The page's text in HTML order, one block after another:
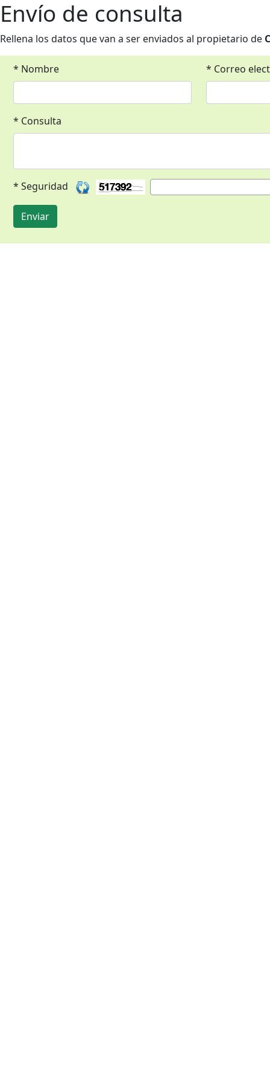
Envío de consulta
Rellena los datos que van a ser enviados al propietario de
* Nombre * Correo
* Consulta
* Seguridad
Enviar